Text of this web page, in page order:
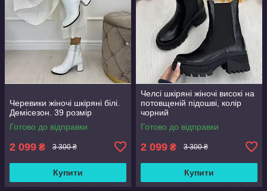
Черевики жіночі шкіряні білі.
Демісезон. 39 розмір
Готово до відправки
2 099 ₴ 3 300 ₴
Купити
Челсі шкіряні жіночі високі на
потовщеній підошві, колір
чорний
Готово до відправки
2 099 ₴ 3 300 ₴
Купити